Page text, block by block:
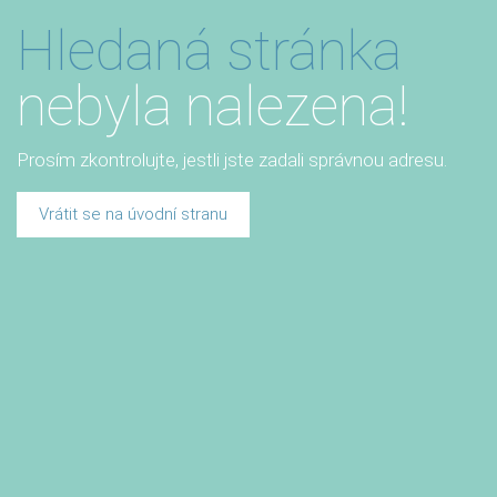
Hledaná stránka
nebyla nalezena!
Prosím zkontrolujte, jestli jste zadali správnou adresu.
Vrátit se na úvodní stranu